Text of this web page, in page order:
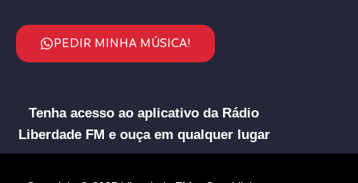
PEDIR MINHA MÚSICA!
Tenha acesso ao aplicativo da Rádio
Liberdade FM e ouça em qualquer lugar